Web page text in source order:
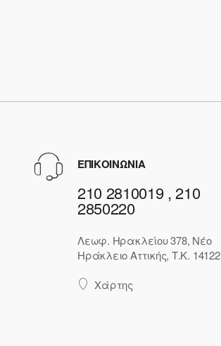
ΕΠΙΚΟΙΝΩΝΙΑ
210 2810019 , 210
2850220
Λεωφ. Ηρακλείου 378, Νέο
Ηράκλειο Αττικής, Τ.Κ. 14122
Χάρτης